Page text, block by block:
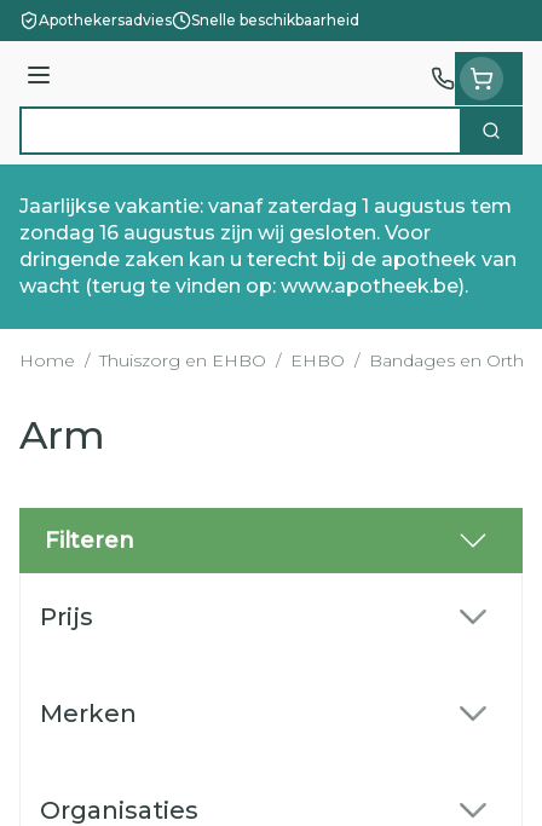
Ga naar de inhoud
Apothekersadvies Snelle beschikbaarheid
Menu
Zoek
Jaarlijkse vakantie: vanaf zaterdag 1 augustus tem
zondag 16 augustus zijn wij gesloten. Voor
dringende zaken kan u terecht bij de apotheek van
wacht (terug te vinden op: www.apotheek.be).
Home / Thuiszorg en EHBO / EHBO / Bandages en
Arm
Filteren
Prijs
Merken
Organisaties